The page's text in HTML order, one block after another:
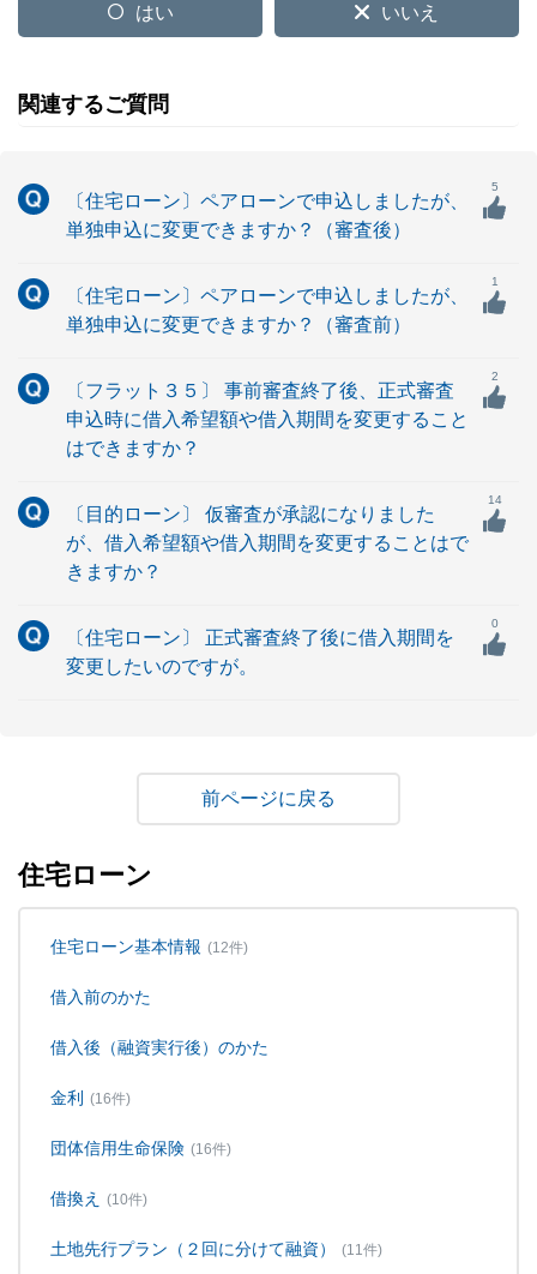
はい いいえ
関連するご質問
〔住宅ローン〕ペアローンで申込しましたが、
単独申込に変更できますか？（審査後）
5
〔住宅ローン〕ペアローンで申込しましたが、
単独申込に変更できますか？（審査前）
1
〔フラット３５〕 事前審査終了後、正式審査
申込時に借入希望額や借入期間を変更すること
はできますか？
2
〔目的ローン〕 仮審査が承認になりました
が、借入希望額や借入期間を変更することはで
きますか？
14
〔住宅ローン〕 正式審査終了後に借入期間を
変更したいのですが。
0
戻る
住宅ローン
住宅ローン基本情報 (12件)
借入前のかた
借入後（融資実行後）のかた
金利 (16件)
団体信用生命保険 (16件)
借換え (10件)
土地先行プラン（２回に分けて融資） (11件)